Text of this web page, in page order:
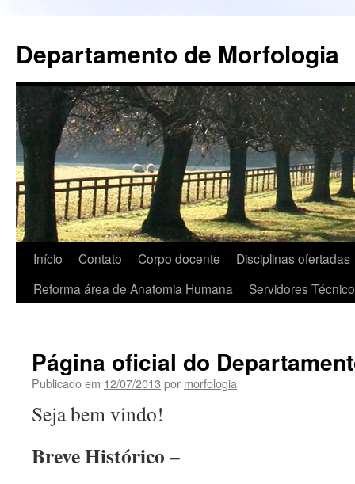
conteúdo
Departamento de Morfologia
Início Contato Corpo docente
Disciplinas ofertadas
Reforma área de Anatomia Humana
Servidores
Página oficial do
Publicado em 12/07/2013 por morfologia
Seja bem vindo!
Breve Histórico –